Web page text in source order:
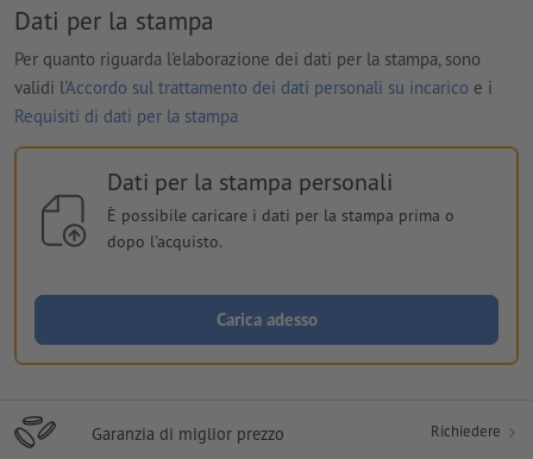
Dati per la stampa
Per quanto riguarda l'elaborazione dei dati per la stampa, sono
validi l'Accordo sul trattamento dei dati personali su incarico e i
Requisiti di dati per la stampa
Dati per la stampa personali
È possibile caricare i dati per la stampa prima o
dopo l'acquisto.
Carica adesso
Garanzia di miglior prezzo Richiedere